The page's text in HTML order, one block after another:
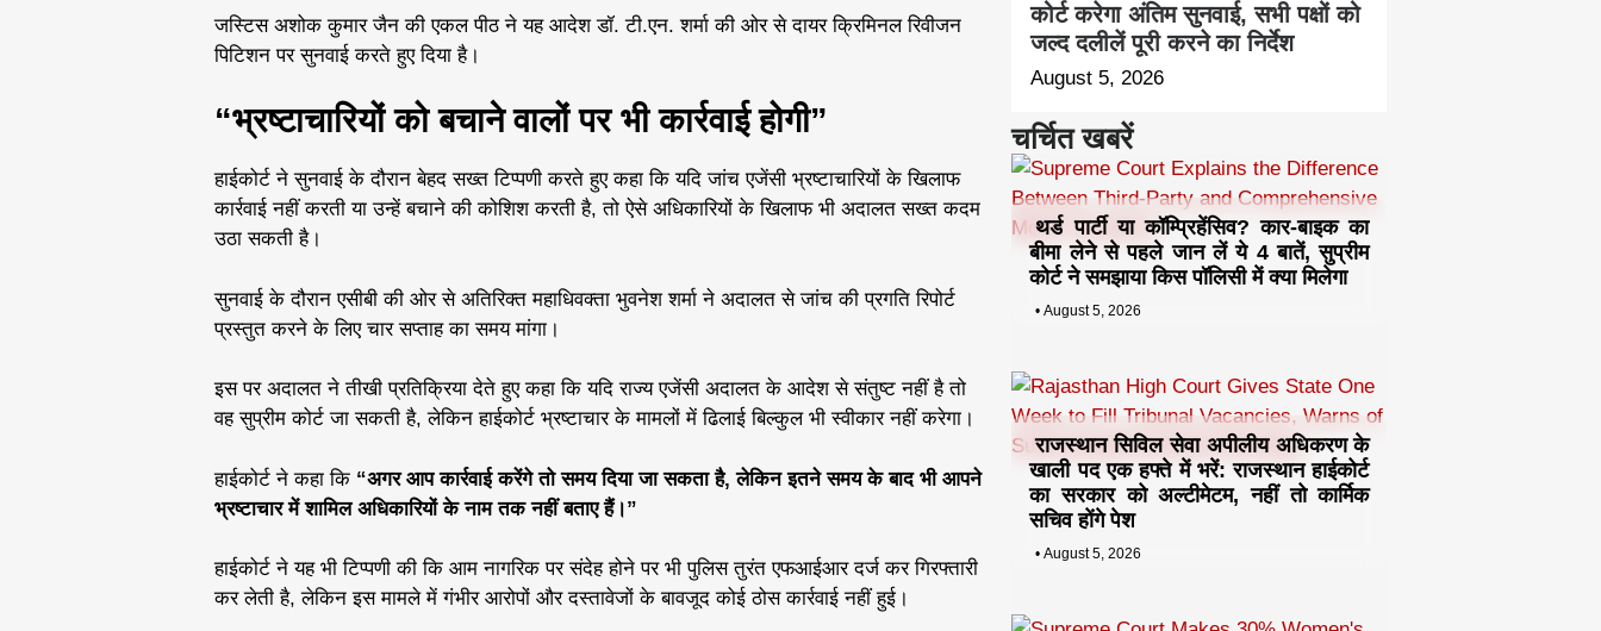
कोर्ट करेगा अंतिम सुनवाई, सभी पक्षों को
जल्द दलीलें पूरी करने का निर्देश
August 5, 2026
चर्चित खबरें
थर्ड पार्टी या कॉम्प्रिहेंसिव? कार-बाइक का
बीमा लेने से पहले जान लें ये 4 बातें, सुप्रीम
कोर्ट ने समझाया किस पॉलिसी में क्या मिलेगा
• August 5, 2026
राजस्थान सिविल सेवा अपीलीय अधिकरण के
खाली पद एक हफ्ते में भरें: राजस्थान हाईकोर्ट
का सरकार को अल्टीमेटम, नहीं तो कार्मिक
सचिव होंगे पेश
• August 5, 2026
जस्टिस अशोक कुमार जैन की एकल पीठ ने यह आदेश डॉ. टी.एन. शर्मा की ओर से दायर क्रिमिनल रिवीजन
पिटिशन पर सुनवाई करते हुए दिया है।
“भ्रष्टाचारियों को बचाने वालों पर भी कार्रवाई होगी”
हाईकोर्ट ने सुनवाई के दौरान बेहद सख्त टिप्पणी करते हुए कहा कि यदि जांच एजेंसी भ्रष्टाचारियों के खिलाफ
कार्रवाई नहीं करती या उन्हें बचाने की कोशिश करती है, तो ऐसे अधिकारियों के खिलाफ भी अदालत सख्त कदम
उठा सकती है।
सुनवाई के दौरान एसीबी की ओर से अतिरिक्त महाधिवक्ता भुवनेश शर्मा ने अदालत से जांच की प्रगति रिपोर्ट
प्रस्तुत करने के लिए चार सप्ताह का समय मांगा।
इस पर अदालत ने तीखी प्रतिक्रिया देते हुए कहा कि यदि राज्य एजेंसी अदालत के आदेश से संतुष्ट नहीं है तो
वह सुप्रीम कोर्ट जा सकती है, लेकिन हाईकोर्ट भ्रष्टाचार के मामलों में ढिलाई बिल्कुल भी स्वीकार नहीं करेगा।
हाईकोर्ट ने कहा कि “अगर आप कार्रवाई करेंगे तो समय दिया जा सकता है, लेकिन इतने समय के बाद भी आपने
भ्रष्टाचार में शामिल अधिकारियों के नाम तक नहीं बताए हैं।”
हाईकोर्ट ने यह भी टिप्पणी की कि आम नागरिक पर संदेह होने पर भी पुलिस तुरंत एफआईआर दर्ज कर गिरफ्तारी
कर लेती है, लेकिन इस मामले में गंभीर आरोपों और दस्तावेजों के बावजूद कोई ठोस कार्रवाई नहीं हुई।